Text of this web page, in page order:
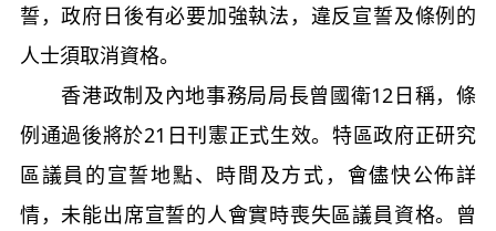
誓，政府日後有必要加強執法，違反宣誓及條例的
人士須取消資格。
香港政制及內地事務局局長曾國衛12日稱，條
例通過後將於21日刊憲正式生效。特區政府正研究
區議員的宣誓地點、時間及方式，會儘快公佈詳
情，未能出席宣誓的人會實時喪失區議員資格。曾